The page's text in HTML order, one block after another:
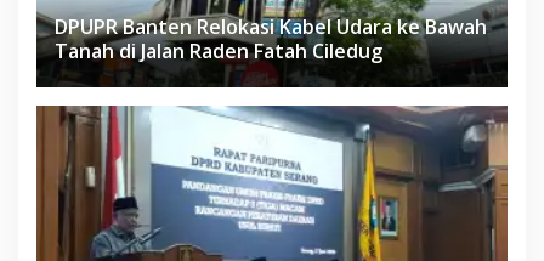
DPUPR Banten Relokasi Kabel Udara ke Bawah
Tanah di Jalan Raden Fatah Ciledug